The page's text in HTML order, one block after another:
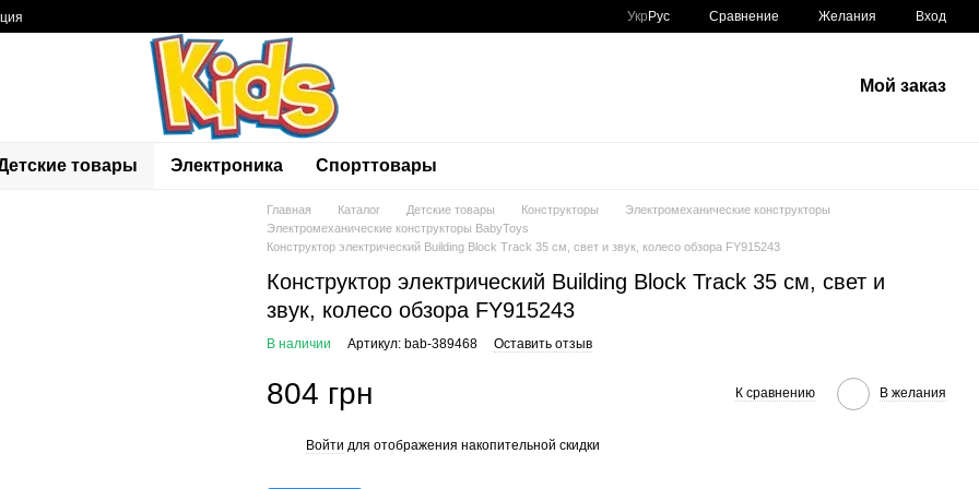
Укр Рус Сравнение Желания Вход
Мой заказ
товары Электроника Спорттовары
Главная Каталог Детские товары Конструкторы
Электромеханические конструкторы
Электромеханические конструкторы BabyToys
Конструктор электрический Building Block Track 35 см, свет и звук, колесо обзора FY915243
Конструктор электрический Building Block Track 35 см, свет и
звук, колесо обзора FY915243
В наличии Артикул: bab-389468 Оставить отзыв
804 грн К сравнению В желания
Войти для отображения накопительной скидки